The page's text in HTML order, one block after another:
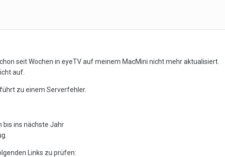
seit Wochen in eyeTV auf meinem MacMini nicht mehr aktualisiert.
auf.
zu einem Serverfehler.
bis ins nächste Jahr
Links zu prüfen: